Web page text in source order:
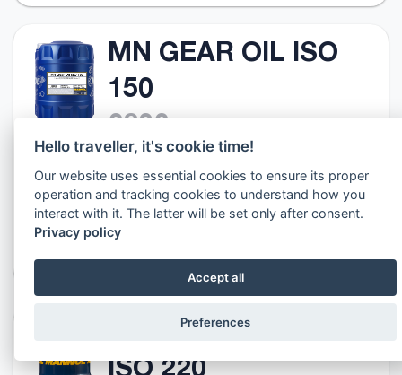
Hello traveller, it's cookie time!
Our website uses essential cookies to ensure its proper
operation and tracking cookies to understand how you
interact with it. The latter will be set only after consent.
Privacy policy
Accept all
Preferences
MN GEAR OIL ISO
150
Huile d'engrenages de réduction des minéraux industriels
destinée à être utilisée dans les transmissions d'engins
d'équipement moderne importés et domestiques
nécessitant l'utilisation d'huiles de haute qualité avec des
propriétés anti-usure et anti-sufflages.Propriétés du produit:-
Oui. I...
MANNOL GEAR OIL